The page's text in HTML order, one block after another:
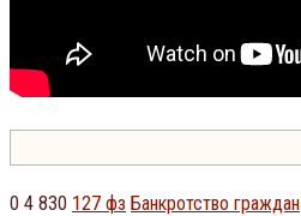
0 4 830 127 фз Банкротство граждан